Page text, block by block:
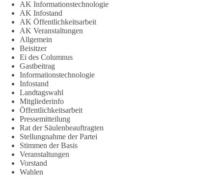
AK Informationstechnologie
AK Infostand
AK Öffentlichkeitsarbeit
AK Veranstaltungen
Allgemein
Beisitzer
Ei des Columnus
Gastbeitrag
Informationstechnologie
Infostand
Landtagswahl
Mitgliederinfo
Öffentlichkeitsarbeit
Pressemitteilung
Rat der Säulenbeauftragten
Stellungnahme der Partei
Stimmen der Basis
Veranstaltungen
Vorstand
Wahlen